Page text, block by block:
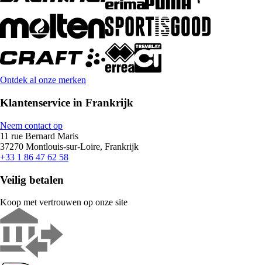
Ontdek al onze merken
Klantenservice in Frankrijk
Neem contact op
11 rue Bernard Maris
37270 Montlouis-sur-Loire, Frankrijk
+33 1 86 47 62 58
Veilig betalen
Koop met vertrouwen op onze site